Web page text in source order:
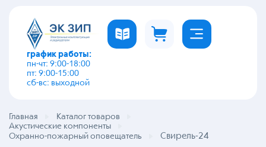
график работы:
пн-чт: 9:00-18:00
пт: 9:00-15:00
сб-вс: выходной
Главная
Каталог товаров
Акустические компоненты
Охранно-пожарный оповещатель
Свирель-24